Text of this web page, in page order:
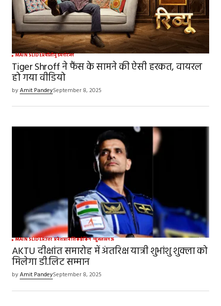
MAIN SLIDERबॉलीवुडमनोरंजन
Tiger Shroff ने फैंस के सामने की ऐसी हरकत, वायरल
हो गया वीडियो
byAmit PandeySeptember 8, 2025
MAIN SLIDERउत्तर प्रदेशप्रादेशिकब्रेकिंग न्यूज़लखनऊ
AKTU दीक्षांत समारोह में अंतरिक्ष यात्री शुभांशु शुक्ला को
मिलेगा डी.लिट सम्मान
byAmit PandeySeptember 8, 2025